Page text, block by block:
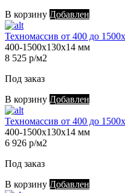
В корзину Добавлен
Техномассив от 400 до
400-1500х130х14 мм
8 525 р/м2
Под заказ
В корзину Добавлен
Техномассив от 400 до
400-1500х130х14 мм
6 926 р/м2
Под заказ
В корзину Добавлен